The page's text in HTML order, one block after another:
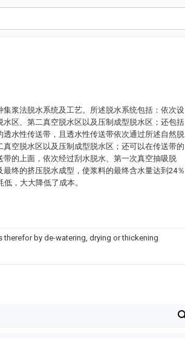
浆法脱水系统及工艺。所述脱水系统包括：依次设
区、第二真空脱水区以及压制成型脱水区；还包括
水性传送带，且透水性传送带依次通过所述自然脱
空脱水区以及压制成型脱水区；还可以在传送带的
的上面，依次经过刮水脱水、第一次真空抽吸脱
终的挤压脱水成型，使浆料的最终含水量达到24％
，大大降低了成本。
therefor by de-watering, drying or thickening